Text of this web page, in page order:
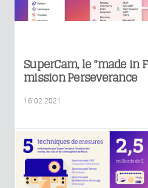
SuperCam, le "made in
mission Perseverance
16.02.2021